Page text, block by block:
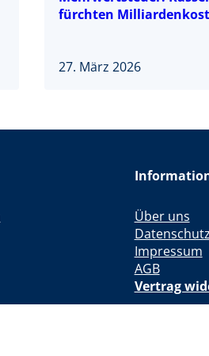
fürchten
27. März 2026
Über uns
Datenschutz
Impressum
AGB
Vertrag